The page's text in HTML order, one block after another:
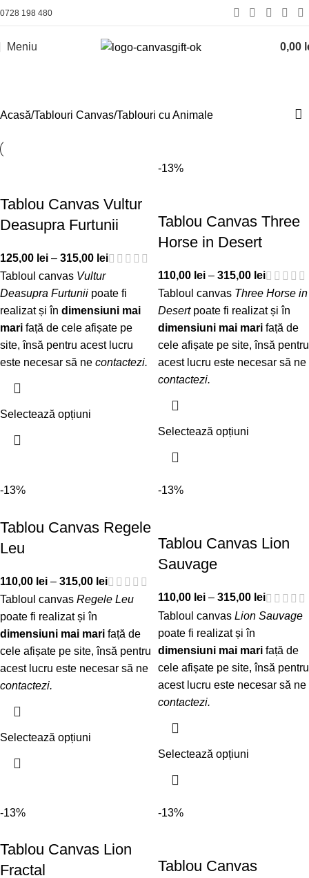
0728 198 480
Meniu 0,00
Acasă Tablouri Canvas Tablouri cu Animale
Tablou Canvas Vultur
Deasupra Furtunii
125,00 lei – 315,00 lei
Tabloul canvas Vultur
Deasupra Furtunii poate fi
realizat și în dimensiuni mai
mari față de cele afișate pe
site, însă pentru acest lucru
este necesar să ne contactezi.
Selectează opțiuni
-13%
Tablou Canvas Three
Horse in Desert
110,00 lei – 315,00 lei
Tabloul canvas Three Horse in
Desertpoate fi realizat și în
dimensiuni mai mari față de
cele afișate pe site, însă pentru
acest lucru este necesar să ne
contactezi.
Selectează opțiuni
-13%
Tablou Canvas Regele
Leu
110,00 lei – 315,00 lei
Tabloul canvas Regele Leu
poate fi realizat și în
dimensiuni mai mari față de
cele afișate pe site, însă pentru
acest lucru este necesar să ne
contactezi.
Selectează opțiuni
-13%
Tablou Canvas Lion
Sauvage
110,00 lei – 315,00 lei
Tabloul canvas Lion Sauvage
poate fi realizat și în
dimensiuni mai mari față de
cele afișate pe site, însă pentru
acest lucru este necesar să ne
contactezi.
Selectează opțiuni
-13%
Tablou Canvas Lion
Fractal
-13%
Tablou Canvas